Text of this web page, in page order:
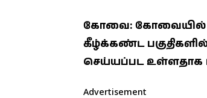
கோவை: கோவையில்
கீழ்க்கண்ட
செய்யப்பட உள்ளதாக
Advertisement